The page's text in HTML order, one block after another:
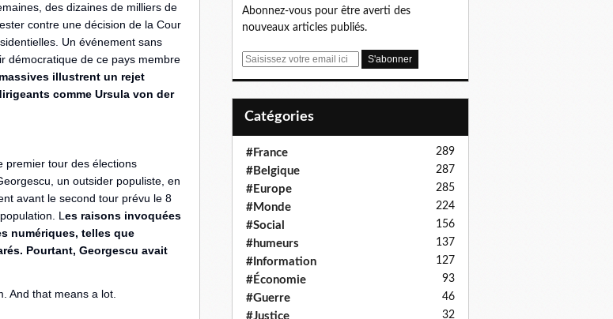
des dizaines de milliers de
contre une décision de la Cour
Un événement sans
démocratique de ce pays membre
illustrent un rejet
comme Ursula von der
premier tour des élections
un outsider populiste, en
avant le second tour prévu le 8
L es raisons invoquées
numériques, telles que
Pourtant, Georgescu avait
And that means a lot.
Abonnez-vous pour être averti des
nouveaux articles publiés.
E
Catégories
#France 289
#Belgique 287
#Europe 285
#Monde 224
#Social 156
#humeurs 137
#Information 127
#Économie 93
#Guerre 46
#Justice 32